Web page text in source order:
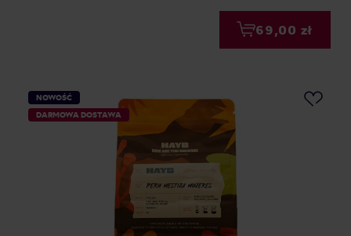
69,00 zł
NOWOŚĆ
DARMOWA DOSTAWA